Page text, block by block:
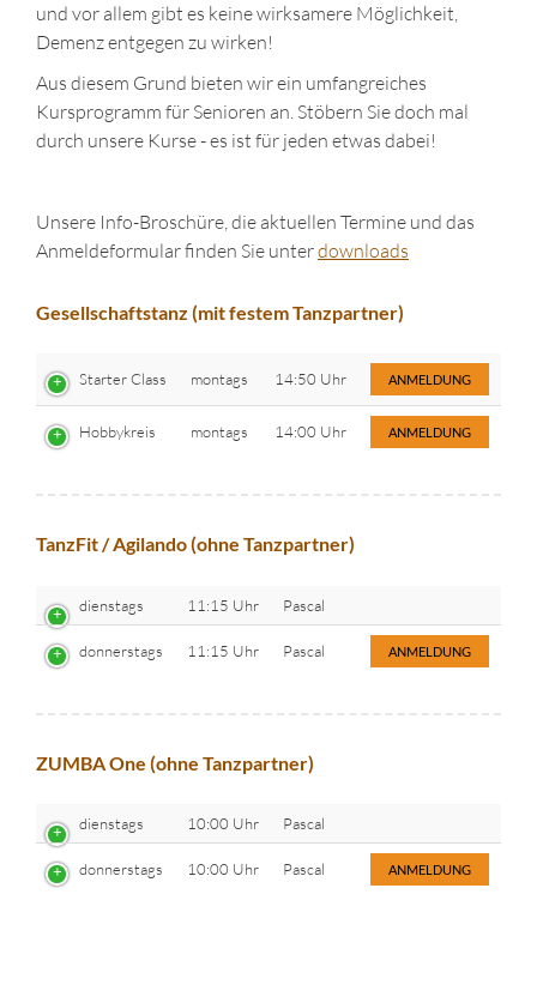
und vor allem gibt es keine wirksamere Möglichkeit,
Demenz entgegen zu wirken!
Aus diesem Grund bieten wir ein umfangreiches
Kursprogramm für Senioren an. Stöbern Sie doch mal
durch unsere Kurse - es ist für jeden etwas dabei!
Unsere Info-Broschüre, die aktuellen Termine und das
Anmeldeformular finden Sie unterdownloads
Gesellschaftstanz (mit festem Tanzpartner)
Starter Class montags 14:50 Uhr ANMELDUNG
Hobbykreis montags 14:00 Uhr ANMELDUNG
TanzFit / Agilando (ohne Tanzpartner)
dienstags 11:15 Uhr Pascal
donnerstags 11:15 Uhr Pascal ANMELDUNG
ZUMBA One (ohne Tanzpartner)
dienstags 10:00 Uhr Pascal
donnerstags 10:00 Uhr Pascal ANMELDUNG